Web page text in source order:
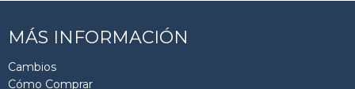
MÁS INFORMACIÓN
Cambios
Cómo Comprar